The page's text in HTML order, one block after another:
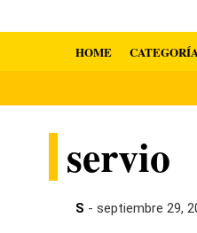
HOME
servio
S - septiembre 29,